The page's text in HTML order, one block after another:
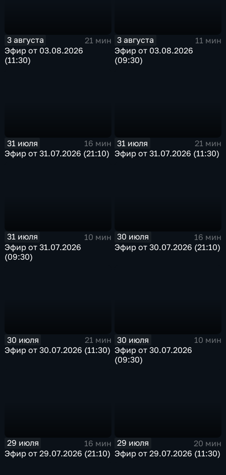
3 августа
21 мин
Эфир от 03.08.2026
(11:30)
3 августа
11 мин
Эфир от 03.08.2026
(09:30)
31 июля
16 мин
Эфир от 31.07.2026 (21:10)
31 июля
21 мин
Эфир от 31.07.2026 (11:30)
31 июля
10 мин
Эфир от 31.07.2026
(09:30)
30 июля
16 мин
Эфир от 30.07.2026 (21:10)
30 июля
21 мин
Эфир от 30.07.2026 (11:30)
30 июля
10 мин
Эфир от 30.07.2026
(09:30)
29 июля
16 мин
Эфир от 29.07.2026 (21:10)
29 июля
20 мин
Эфир от 29.07.2026 (11:30)